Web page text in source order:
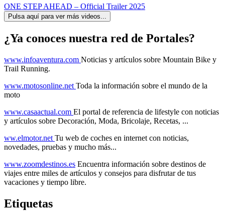
ONE STEP AHEAD – Official Trailer 2025
Pulsa aquí para ver más videos...
¿Ya conoces nuestra red de Portales?
www.infoaventura.com Noticias y artículos sobre Mountain Bike y
Trail Running.
www.motosonline.net Toda la información sobre el mundo de la
moto
www.casaactual.com El portal de referencia de lifestyle con noticias
y artículos sobre Decoración, Moda, Bricolaje, Recetas, ...
ww.elmotor.net Tu web de coches en internet con noticias,
novedades, pruebas y mucho más...
www.zoomdestinos.es Encuentra información sobre destinos de
viajes entre miles de artículos y consejos para disfrutar de tus
vacaciones y tiempo libre.
Etiquetas